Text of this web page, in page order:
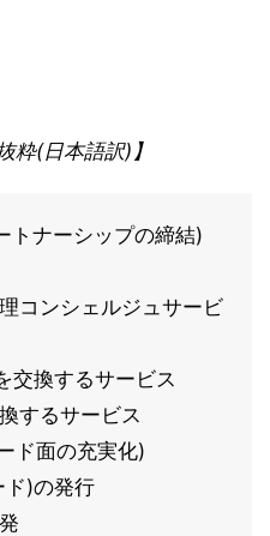
粋(日本語訳)】
ナーシップの締結)
コンシェルジュサービ
交換するサービス
するサービス
ド面の充実化)
ド)の発行